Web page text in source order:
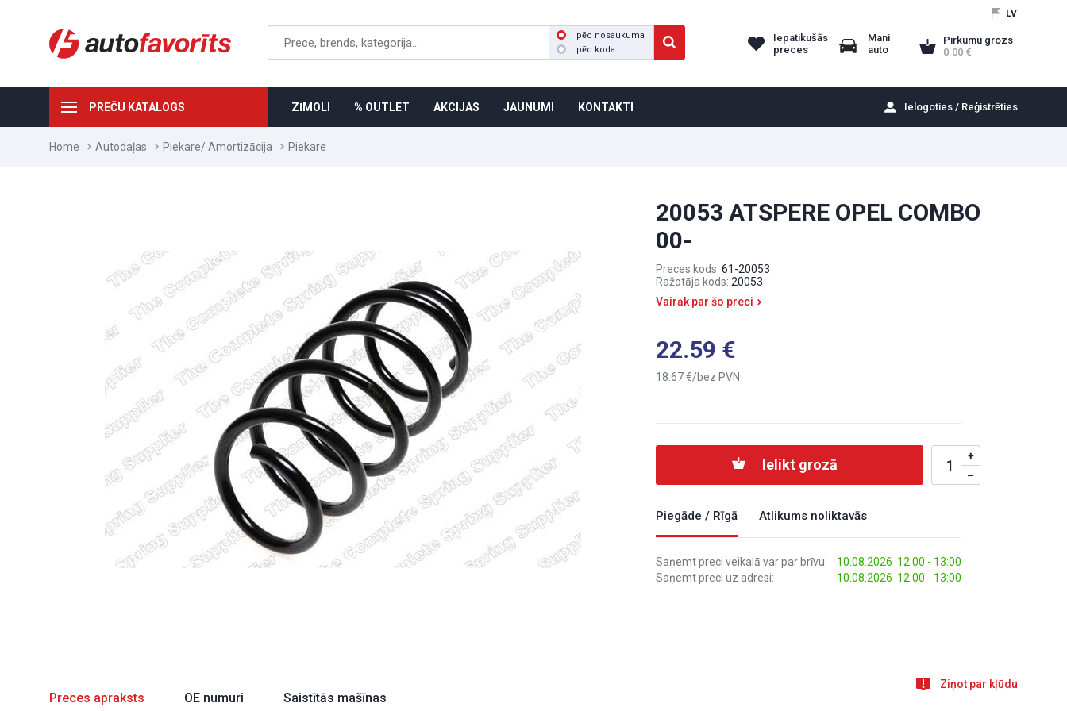
LV
Iepatikušās
preces
Mani
auto
Pirkumu grozs
0.00
pēc nosaukuma
pēc koda
Ielogoties / Reģistrēties
PREČU KATALOGS ZĪMOLI % OUTLET AKCIJAS JAUNUMI KONTAKTI
Home Autodaļas Piekare/ Amortizācija Piekare
20053 ATSPERE OPEL COMBO
00-
Preces kods: 61-20053
Ražotāja kods: 20053
Vairāk par šo preci
22.59
18.67 bez PVN
Ielikt grozā
Piegāde / Rīgā Atlikums noliktavās
Saņemt preci veikalā var par brīvu:
10.08.2026 12:00 - 13:00
Saņemt preci uz adresi:
10.08.2026 12:00 - 13:00
Ziņot par kļūdu
Preces apraksts OE numuri Saistītās mašīnas